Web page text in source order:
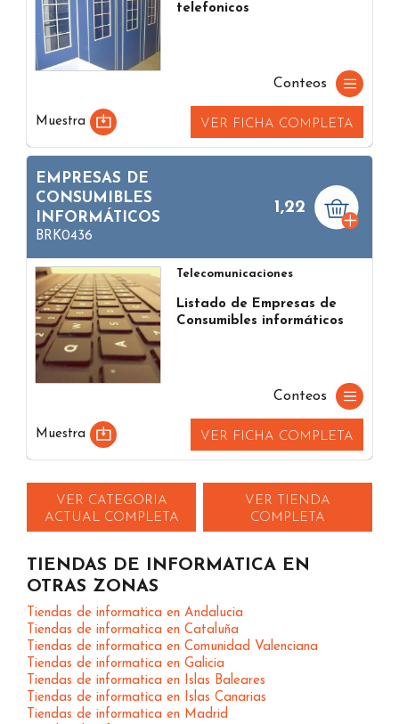
telefonicos
Conteos
Muestra VER FICHA COMPLETA
EMPRESAS DE
CONSUMIBLES
INFORMÁTICOS
BRK0436
1,22
Telecomunicaciones
Listado de Empresas de
Consumibles informáticos
Conteos
Muestra VER FICHA COMPLETA
VER CATEGORIA
ACTUAL COMPLETA
VER TIENDA
COMPLETA
TIENDAS DE INFORMATICA EN
OTRAS ZONAS
Tiendas de informatica en Andalucia
Tiendas de informatica en Cataluña
Tiendas de informatica en Comunidad Valenciana
Tiendas de informatica en Galicia
Tiendas de informatica en Islas Baleares
Tiendas de informatica en Islas Canarias
Tiendas de informatica en Madrid